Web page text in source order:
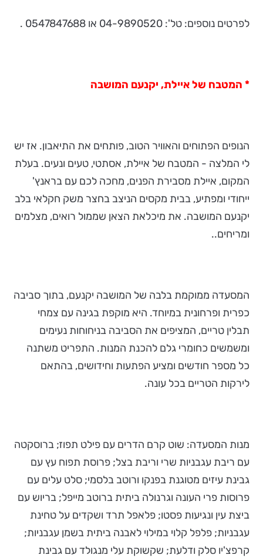
לפרטים נוספים: טל': 04-9890520 או 0547847688 .
* המטבח של איילת, יקנעם המושבה
הנופים הפתוחים והאוויר הטוב, פותחים את התיאבון. אז יש
לי המלצה - המטבח של איילת, אסתטי, טעים ונעים. בעלת
המקום, איילת מסבירת הפנים, מחכה לכם עם בראנץ'
ייחודי ומפתיע, בבית מקסים הניצב בחצר משק חקלאי בלב
יקנעם המושבה. את מיכלאת הצאן שממול רואים, מצלמים
ומריחים..
המסעדה ממוקמת בלבה של המושבה יקנעם, בתוך סביבה
כפרית ופרחונית במיוחד. היא מוקפת בגינה עם צמחי
תבלין טריים, המציפים את הסביבה בניחוחות נעימים
ומשמשים כחומרי גלם להכנת המנות. התפריט משתנה
כל מספר חודשים ומציע הפתעות וחידושים, בהתאם
לירקות הטריים בכל עונה.
מנות המסעדה: שוט קרם הדרים עם פילט תפוז; ברוסקטה
עם ריבת עגבניות שרי וריבת בצל; פרוסת תפוח עץ עם
גבינת עיזים מטוגנת בפנקו ורוטב בלסמי; סלט עלים עם
פרוסות פרי העונה וגרנולה ביתית ברוטב מייפל; בריוש עם
ביצת עין ונגיעות פסטו; פלאפל תרד ושקדים על טחינת
עגבניות; פלפל קלוי במילוי לאבנה ביתית בשמן עגבניות;
קרפצ'יו סלק ודלעת; שקשוקת עלי מנגולד עם גבינת